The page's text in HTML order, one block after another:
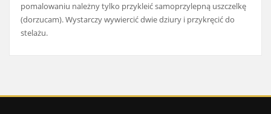
pomalowaniu należny tylko przykleić samoprzylepną uszczelkę
(dorzucam). Wystarczy wywiercić dwie dziury i przykręcić do
stelażu.